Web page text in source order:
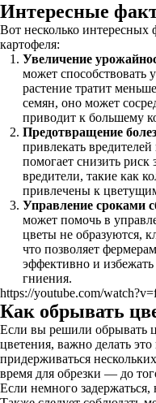
Интересные
Вот несколько интересных
картофеля:
Увеличение
может способствовать
растение тратит
семян, оно может
приводит к большему
Предотвращение
привлекать
помогает снизить риск
вредители, такие как
привлечены к
Управление сроками
может помочь в
цветы не образуются,
что позволяет
эффективно и избежать
гниения.
https://youtube.com/
Как обрывать
Если вы решили обрывать
цветения, важно делать
придерживаться
время для обрезки — до
Если немного задержаться,